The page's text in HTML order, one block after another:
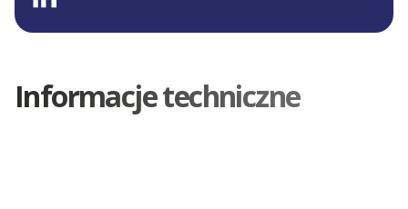
Informacje techniczne